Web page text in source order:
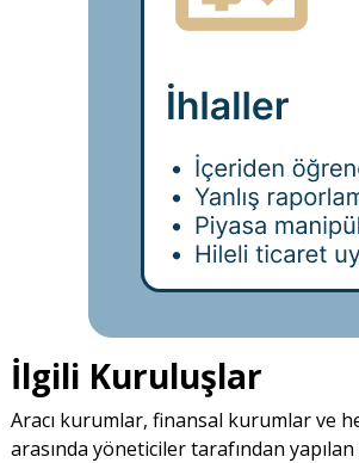
İlgili Kuruluşlar
Aracı kurumlar, finansal kurumlar ve
arasında yöneticiler tarafından